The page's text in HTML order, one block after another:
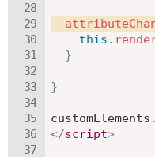
this .
}
}
customElements .
</script>